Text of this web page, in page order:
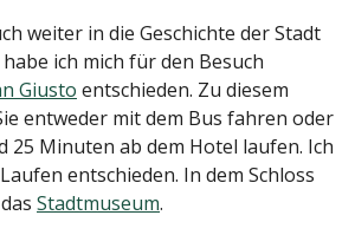
weiter in die Geschichte der Stadt
ich mich für den Besuch
Giusto entschieden. Zu diesem
entweder mit dem Bus fahren oder
25 Minuten ab dem Hotel laufen. Ich
entschieden. In dem Schloss
Stadtmuseum.